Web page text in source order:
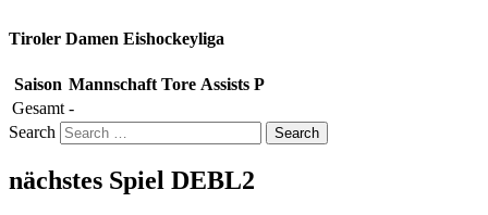
Tiroler Damen Eishockeyliga
Saison Mannschaft Tore Assists P
Gesamt -
Search
nächstes Spiel DEBL2